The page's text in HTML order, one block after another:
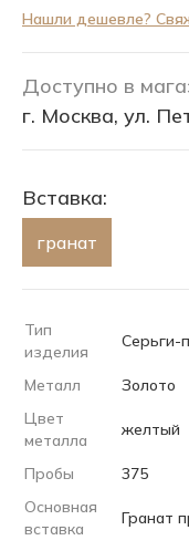
Нашли дешевле?
Доступно в
г. Москва, ул.
Вставка:
гранат
Тип
изделия
Серьги-
Металл
Золото
Цвет
металла
желтый
Пробы
375
Основная
вставка
Гранат